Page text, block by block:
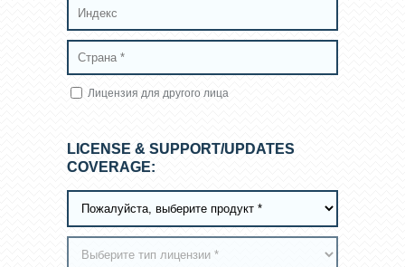
Лицензия для другого лица
LICENSE & SUPPORT/UPDATES
COVERAGE: